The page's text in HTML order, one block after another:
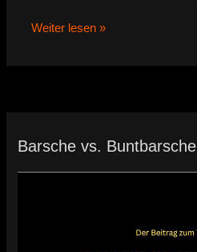
Weiter lesen »
Barsche vs. Buntbarsche